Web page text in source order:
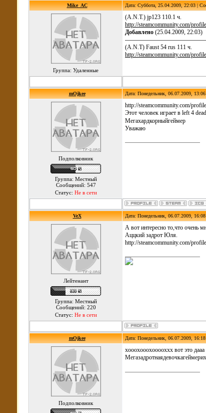
Mike_AC Дата: Суббота, 25.04.2009, 22:03 |
Группа: Удаленные
(A.N.T.) jp123 110.1 ч.
http://steamcommunity.com/
Добавлено (25.04.2009, 22:03)
(A.N.T) Faust 54 rus 111 ч.
http://steamcommunity.com/
mOjkee Дата: Понедельник, 06.07.2009,
Подполковник
Группа: Местный
Сообщений: 547
Статус: Не в сети
http://steamcommunity.com/
Этот человек играет в left 4
Мегахардкорныйгеймер
Уважаю
VeX Дата: Понедельник, 06.07.2009,
Лейтенант
Группа: Местный
Сообщений: 220
Статус: Не в сети
А вот интересно то,что очень
Аццкий задрот Юля.
http://steamcommunity.com/
mOjkee Дата: Понедельник, 06.07.2009,
Подполковник
хооохооохооооххх вот это дааа